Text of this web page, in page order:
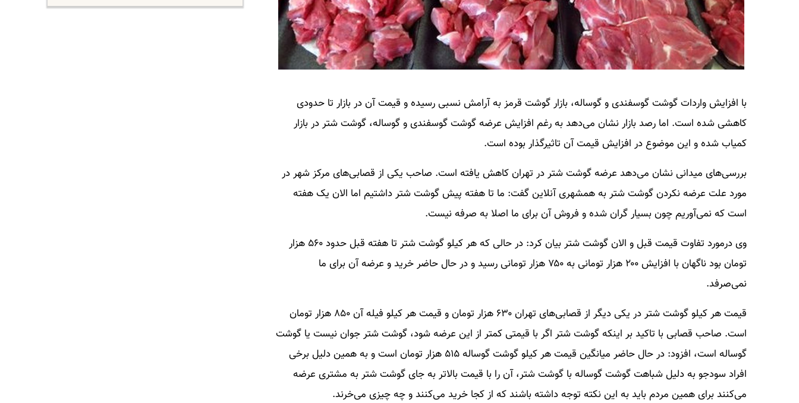
با افزایش واردات گوشت گوسفندی و گوساله، بازار گوشت قرمز به آرامش نسبی رسیده و قیمت آن در بازار تا حدودی
کاهشی شده است. اما رصد بازار نشان می‌دهد به رغم افزایش عرضه گوشت گوسفندی و گوساله، گوشت شتر در بازار
کمیاب شده و این موضوع در افزایش قیمت آن تاثیرگذار بوده است.
بررسی‌های میدانی نشان می‌دهد عرضه گوشت شتر در تهران کاهش یافته است. صاحب یکی از قصابی‌های مرکز شهر در
مورد علت عرضه نکردن گوشت شتر به همشهری آنلاین گفت: ما تا هفته پیش گوشت شتر داشتیم اما الان یک هفته
است که نمی‌آوریم چون بسیار گران شده و فروش آن برای ما اصلا به صرفه نیست.
وی درمورد تفاوت قیمت قبل و الان گوشت شتر بیان کرد: در حالی که هر کیلو گوشت شتر تا هفته قبل حدود ۵۶۰ هزار
تومان بود ناگهان با افزایش ۲۰۰ هزار تومانی به ۷۵۰ هزار تومانی رسید و در حال حاضر خرید و عرضه آن برای ما
نمی‌صرفد.
قیمت هر کیلو گوشت شتر در یکی دیگر از قصابی‌های تهران ۶۳۰ هزار تومان و قیمت هر کیلو فیله آن ۸۵۰ هزار تومان
است. صاحب قصابی با تاکید بر اینکه گوشت شتر اگر با قیمتی کمتر از این عرضه شود، گوشت شتر جوان نیست یا گوشت
گوساله است، افزود: در حال حاضر میانگین قیمت هر کیلو گوشت گوساله ۵۱۵ هزار تومان است و به همین دلیل برخی‌
افراد سودجو به دلیل شباهت گوشت گوساله با گوشت شتر، آن را با قیمت بالاتر به جای گوشت شتر به مشتری عرضه
می‌کنند برای همین مردم باید به این نکته توجه داشته باشند که از کجا خرید می‌کنند و چه چیزی می‌خرند.